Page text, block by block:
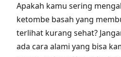
Apakah kamu sering
ketombe basah yang
terlihat kurang sehat?
ada cara alami yang bisa